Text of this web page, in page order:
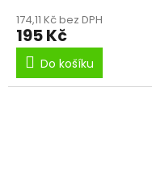
174,11 Kč bez DPH
195 Kč
Do košíku